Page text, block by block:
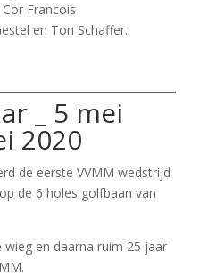
Francois
en Ton Schaffer.
_ 5 mei
2020
de eerste VVMM wedstrijd
de 6 holes golfbaan van
wieg en daarna ruim 25 jaar